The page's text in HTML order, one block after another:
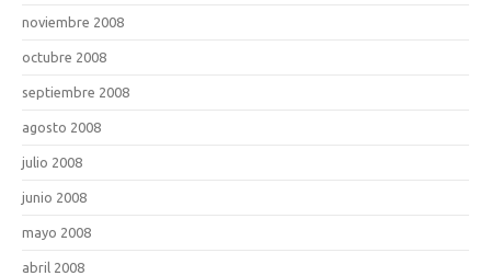
noviembre 2008
octubre 2008
septiembre 2008
agosto 2008
julio 2008
junio 2008
mayo 2008
abril 2008